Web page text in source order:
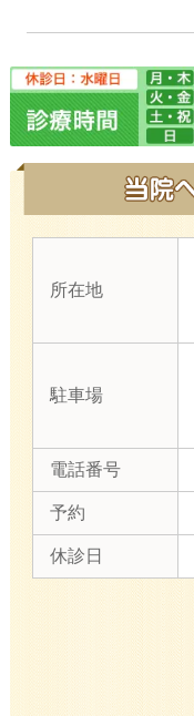
所在地
駐車場
電話番号
予約
休診日